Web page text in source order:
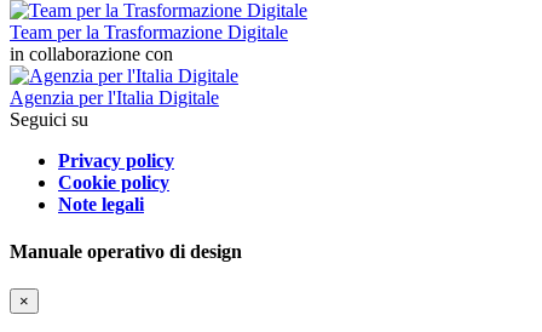
Team per la Trasformazione Digitale
in collaborazione con
Agenzia per l'Italia Digitale
Seguici su
Privacy policy
Cookie policy
Note legali
Manuale operativo di design
×